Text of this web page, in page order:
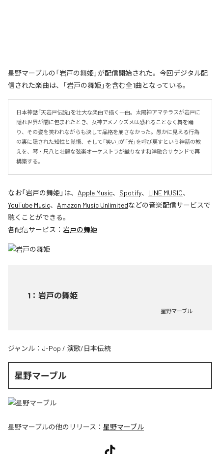
星野マーブルの「岩戸の舞姫」が配信開始された。今回デジタル配
信された楽曲は、「岩戸の舞姫」を含む全1曲となっている。
日本神話「天岩戸伝説」を壮大な楽曲で描く一曲。太陽神アマテラスが岩戸に
隠れ世界が闇に包まれたとき、女神アメノウズメは恐れることなく舞を踊
り、その姿を笑われながらも決して品格を崩さなかった。愚かに見える行為
の裏に隠された知性と覚悟、そして「笑い」が「光」を呼び戻すという神話の教
えを、琴・尺八と壮麗な弦楽オーケストラが織りなす和洋融合サウンドで再
構築する。
なお「岩戸の舞姫 」は、 Apple Music、 Spotify、 LINE MUSIC、
YouTube Music、 Amazon Music Unlimitedなどの音楽配信サービスで
聴くことができる。
各配信サービス： 岩戸の舞姫
1 ： 岩戸の舞姫
星野マーブル
ジャンル： J-Pop / 演歌/日本伝統
星野マーブル
星野マーブルの他のリリース： 星野マーブル